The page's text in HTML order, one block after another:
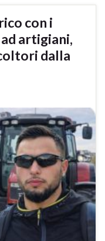
con i
artigiani,
dalla